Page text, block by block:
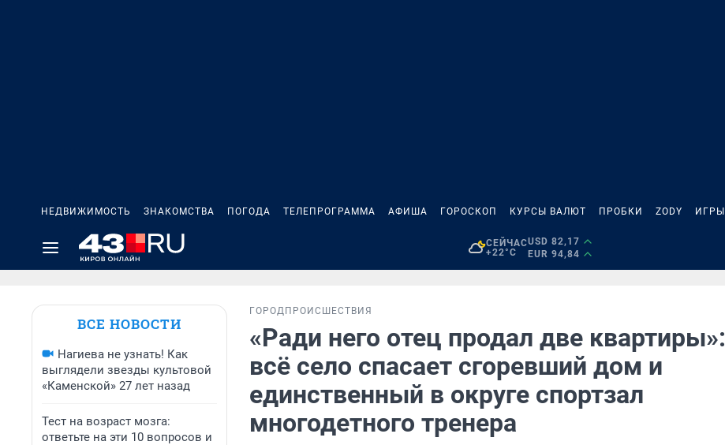
НЕДВИЖИМОСТЬ ЗНАКОМСТВА ПОГОДА ТЕЛЕПРОГРАММА АФИША ГОРОСКОП КУРСЫ ВАЛЮТ ПРОБКИ ZODY ИГРЫ
СЕЙЧАС
+22°C
USD 82,17
EUR 94,84
ВСЕ НОВОСТИ
Нагиева не узнать! Как
выглядели звезды культовой
«Каменской» 27 лет назад
Тест на возраст мозга:
ответьте на эти 10 вопросов и
ГОРОД ПРОИСШЕСТВИЯ
«Ради него отец продал две квартиры»:
всё село спасает сгоревший дом и
единственный в округе спортзал
многодетного тренера